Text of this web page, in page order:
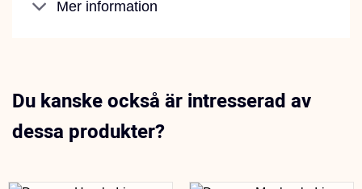
Mer information
Du kanske också är intresserad av
dessa produkter?